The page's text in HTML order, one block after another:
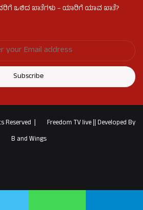
ಒಲಿದ ಖಾತೆಗಳು – ಯಾರಿಗೆ ಯಾವ ಖಾತೆ?
Reserved | Freedom TV live||Developed By
B and Wings